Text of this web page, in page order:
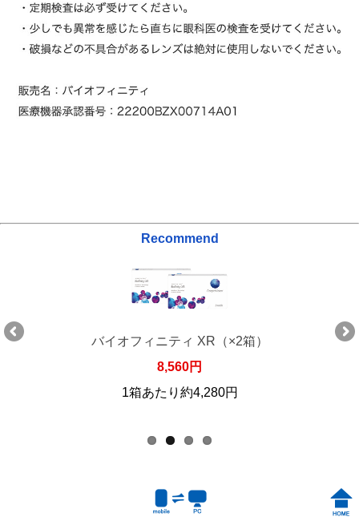
Recommend
バイオフィニティ XR（×2箱）
8,560円
1箱あたり約4,280円